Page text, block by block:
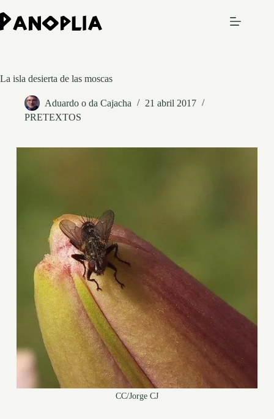
al
contenido
La isla desierta de las moscas
Aduardo o da Cajacha
21 abril 2017
PRETEXTOS
CC/Jorge CJ